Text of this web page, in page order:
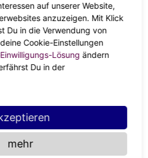
wirst, brauchst du
um bei Kräften zu
lebensfroh fühlst als
Badewanne. Vielleicht gefällt es
haben, deshalb empfehle ich dir
Aktivität. Zieh dein
auf unserer Website,
anzuzeigen. Mit Klick
Du in die Verwendung von
Cookie-Einstellungen
Lösung ändern
Du in der
mehr